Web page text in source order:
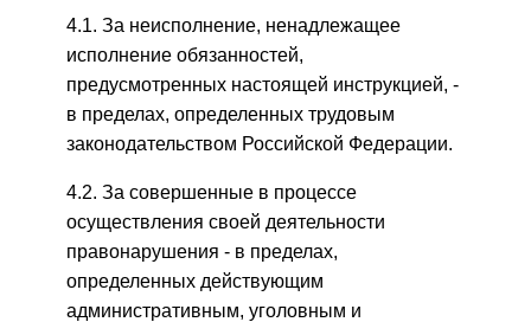
4.1. За неисполнение, ненадлежащее
исполнение обязанностей,
предусмотренных настоящей инструкцией, -
в пределах, определенных трудовым
законодательством Российской Федерации.
4.2. За совершенные в процессе
осуществления своей деятельности
правонарушения - в пределах,
определенных действующим
административным, уголовным и